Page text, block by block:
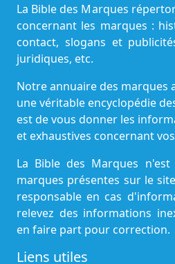
La Bible des Marques
concernant les marques :
contact, slogans et
juridiques, etc.
Notre annuaire des marques
une véritable encyclopédie
est de vous donner les
et exhaustives concernant
La Bible des Marques
marques présentes sur le
responsable en cas
relevez des informations
en faire part pour correction.
Liens utiles